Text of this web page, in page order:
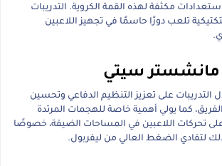
مكثفة لهذه القمة الكروية. التدريبات
تلعب دورًا حاسمًا في تجهيز اللاعبين
مانشستر سيتي
التدريبات على تعزيز التنظيم الدفاعي وتحسين
كما يولي أهمية خاصة للهجمات المرتدة
على تحركات اللاعبين في المساحات الضيقة، خصوصًا
لتفادي الضغط العالي من ليفربول.